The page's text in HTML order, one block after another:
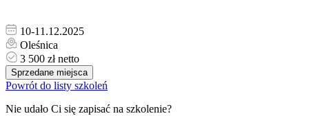
10-11.12.2025
Oleśnica
3 500 zł netto
Sprzedane miejsca
Powrót do listy szkoleń
Nie udało Ci się zapisać na szkolenie?